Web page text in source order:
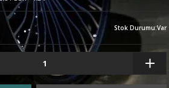
Stok Durumu:Var